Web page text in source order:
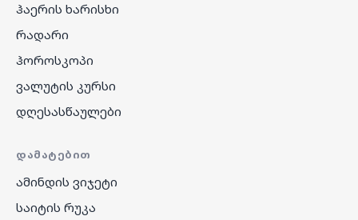
ჰაერის ხარისხი
რადარი
ჰოროსკოპი
ვალუტის კურსი
დღესასწაულები
ᲓᲐᲛᲐᲢᲔᲑᲘᲗ
ამინდის ვიჯეტი
საიტის რუკა